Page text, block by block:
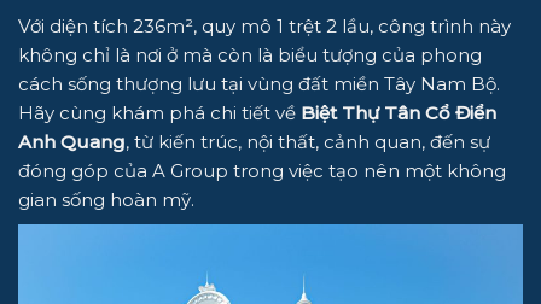
Với diện tích 236m², quy mô 1 trệt 2 lầu, công trình này
không chỉ là nơi ở mà còn là biểu tượng của phong
cách sống thượng lưu tại vùng đất miền Tây Nam Bộ.
Hãy cùng khám phá chi tiết về Biệt Thự Tân Cổ Điển
Anh Quang, từ kiến trúc, nội thất, cảnh quan, đến sự
đóng góp của A Group trong việc tạo nên một không
gian sống hoàn mỹ.